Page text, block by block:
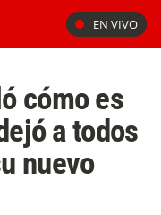
EN VIVO
cómo es
a todos
nuevo